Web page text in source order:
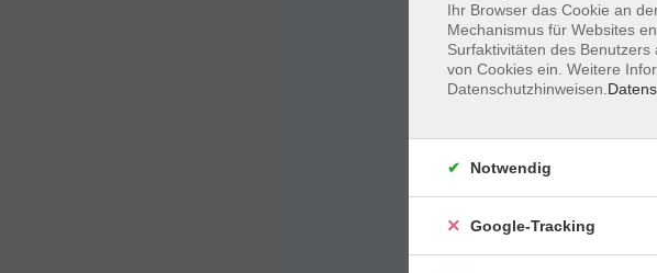
Ihr Browser das Cookie an
Mechanismus für Websites
Surfaktivitäten des
von Cookies ein. Weitere
Datenschutzhinweisen.
Notwendig
Google-Tracking